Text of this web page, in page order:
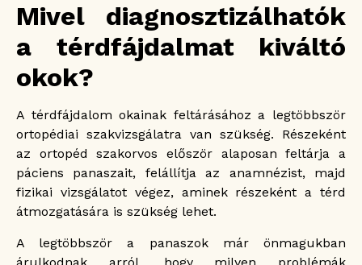
Mivel diagnosztizálhatók
a térdfájdalmat kiváltó
okok?
A térdfájdalom okainak feltárásához a legtöbbször
ortopédiai szakvizsgálatra van szükség. Részeként
az ortopéd szakorvos először alaposan feltárja a
páciens panaszait, felállítja az anamnézist, majd
fizikai vizsgálatot végez, aminek részeként a térd
átmozgatására is szükség lehet.
A legtöbbször a panaszok már önmagukban